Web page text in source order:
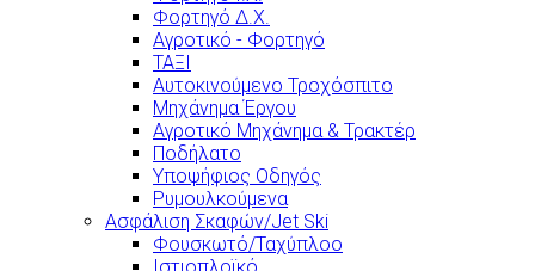
Φορτηγό Δ.Χ.
Αγροτικό - Φορτηγό
ΤΑΞΙ
Αυτοκινούμενο Τροχόσπιτο
Μηχάνημα Έργου
Αγροτικό Μηχάνημα & Τρακτέρ
Ποδήλατο
Υποψήφιος Οδηγός
Ρυμουλκούμενα
Ασφάλιση Σκαφών/Jet Ski
Φουσκωτό/Ταχύπλοο